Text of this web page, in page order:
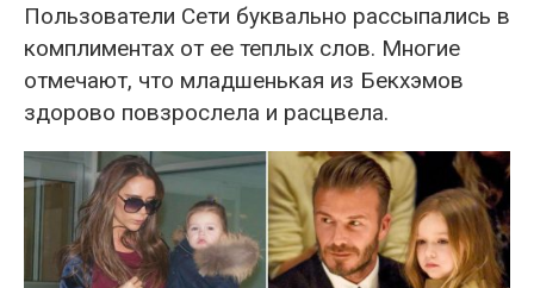
Пользователи Сети буквально рассыпались в
комплиментах от ее теплых слов. Многие
отмечают, что младшенькая из Бекхэмов
здорово повзрослела и расцвела.